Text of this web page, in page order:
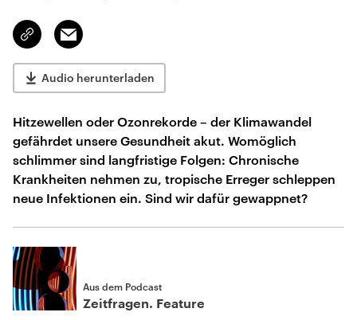
Link
kopieren/teilen
Email
Audio herunterladen
Hitzewellen oder Ozonrekorde – der Klimawandel
gefährdet unsere Gesundheit akut. Womöglich
schlimmer sind langfristige Folgen: Chronische
Krankheiten nehmen zu, tropische Erreger schleppen
neue Infektionen ein. Sind wir dafür gewappnet?
Aus dem Podcast
Zeitfragen. Feature